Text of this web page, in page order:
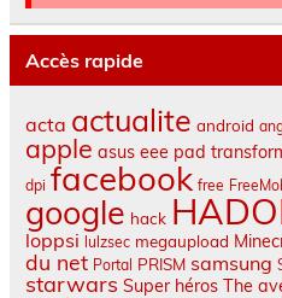
Accès rapide
acta actualite android
apple asus eee pad
dpi facebook free
google hack
loppsi lulzsec megaupload
du net Portal PRISM samsung
starwars Super héros The